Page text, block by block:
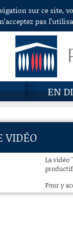
sur ce site,
pas
EN
VIDÉO
La vidéo
Pour y